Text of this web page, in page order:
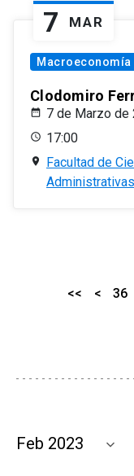
7 MAR
Macroeconomía
Clodomiro
7 de Marzo de
17:00
Facultad de
<< < 36